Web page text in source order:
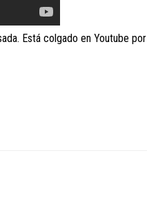
Está colgado en Youtube por